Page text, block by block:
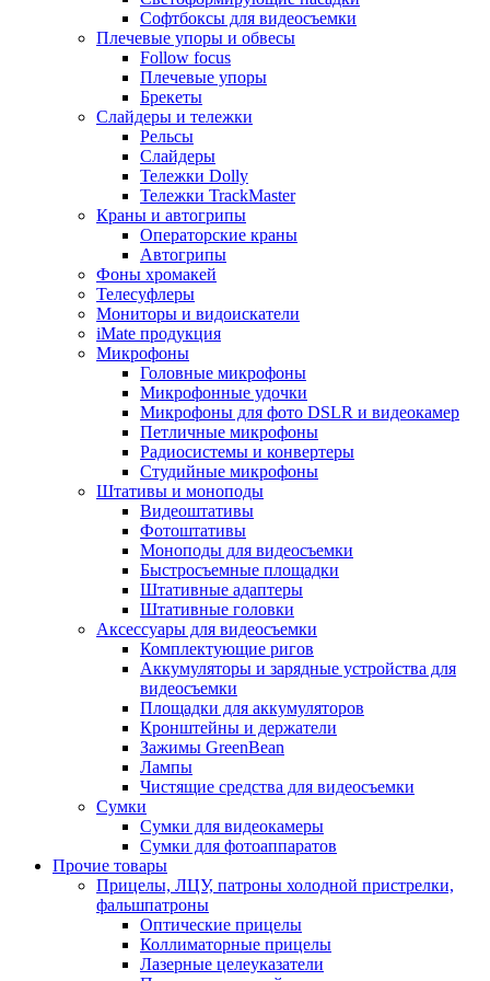
Софтбоксы для видеосъемки
Плечевые упоры и обвесы
Follow focus
Плечевые упоры
Брекеты
Слайдеры и тележки
Рельсы
Слайдеры
Тележки Dolly
Тележки TrackMaster
Краны и автогрипы
Операторские краны
Автогрипы
Фоны хромакей
Телесуфлеры
Мониторы и видоискатели
iMate продукция
Микрофоны
Головные микрофоны
Микрофонные удочки
Микрофоны для фото DSLR и видеокамер
Петличные микрофоны
Радиосистемы и конвертеры
Студийные микрофоны
Штативы и моноподы
Видеоштативы
Фотоштативы
Моноподы для видеосъемки
Быстросъемные площадки
Штативные адаптеры
Штативные головки
Аксессуары для видеосъемки
Комплектующие ригов
Аккумуляторы и зарядные устройства для
видеосъемки
Площадки для аккумуляторов
Кронштейны и держатели
Зажимы GreenBean
Лампы
Чистящие средства для видеосъемки
Сумки
Сумки для видеокамеры
Сумки для фотоаппаратов
Прочие товары
Прицелы, ЛЦУ, патроны холодной пристрелки,
фальшпатроны
Оптические прицелы
Коллиматорные прицелы
Лазерные целеуказатели